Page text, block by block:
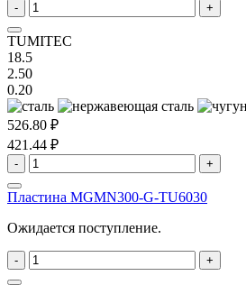
- +
TUMITEC
18.5
2.50
0.20
526.80 ₽
421.44 ₽
- +
Пластина MGMN300-G-TU6030
Ожидается поступление.
- +